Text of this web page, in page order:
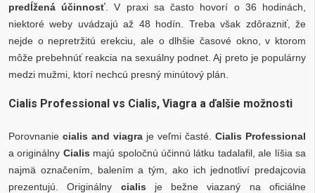
predĺžená účinnosť . V praxi sa často hovorí o 36 hodinách,
niektoré weby uvádzajú až 48 hodín. Treba však zdôrazniť, že
nejde o nepretržitú erekciu, ale o dlhšie časové okno, v ktorom
môže prebehnúť reakcia na sexuálny podnet. Aj preto je populárny
medzi mužmi, ktorí nechcú presný minútový plán.
Cialis Professional vs Cialis, Viagra a ďalšie možnosti
Porovnanie cialis and viagra je veľmi časté. Cialis Professional
a originálny Cialis majú spoločnú účinnú látku tadalafil, ale líšia sa
najmä označením, balením a tým, ako ich jednotliví predajcovia
prezentujú. Originálny cialis je bežne viazaný na oficiálne